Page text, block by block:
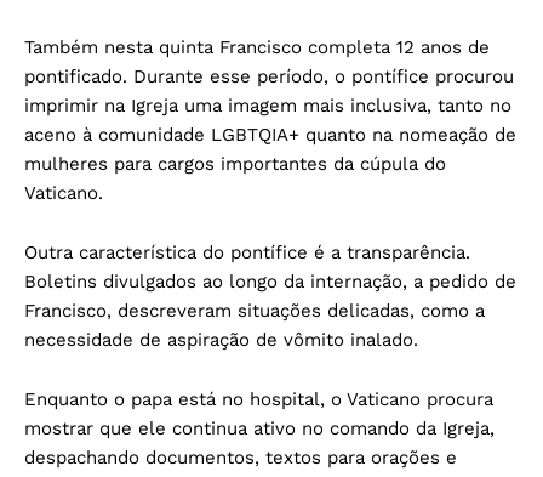
Também nesta quinta Francisco completa 12 anos de
pontificado. Durante esse período, o pontífice procurou
imprimir na Igreja uma imagem mais inclusiva, tanto no
aceno à comunidade LGBTQIA+ quanto na nomeação de
mulheres para cargos importantes da cúpula do
Vaticano.
Outra característica do pontífice é a transparência.
Boletins divulgados ao longo da internação, a pedido de
Francisco, descreveram situações delicadas, como a
necessidade de aspiração de vômito inalado.
Enquanto o papa está no hospital, o Vaticano procura
mostrar que ele continua ativo no comando da Igreja,
despachando documentos, textos para orações e